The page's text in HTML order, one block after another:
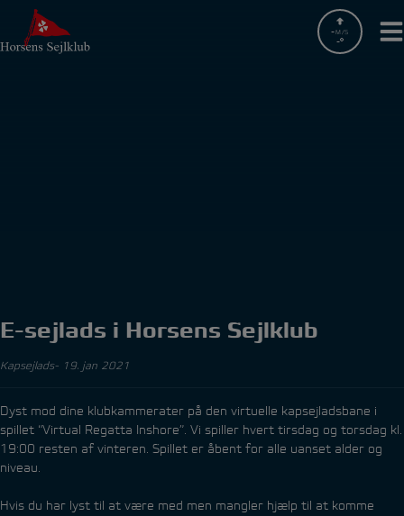
indholdet
-M/S
-
E-sejlads i Horsens Sejlklub
Kapsejlads 19. jan 2021
Dyst mod dine klubkammerater på den virtuelle kapsejladsbane i
spillet “Virtual Regatta Inshore”. Vi spiller hvert tirsdag og torsdag kl.
19:00 resten af vinteren. Spillet er åbent for alle uanset alder og
niveau.
Hvis du har lyst til at være med men mangler hjælp til at komme